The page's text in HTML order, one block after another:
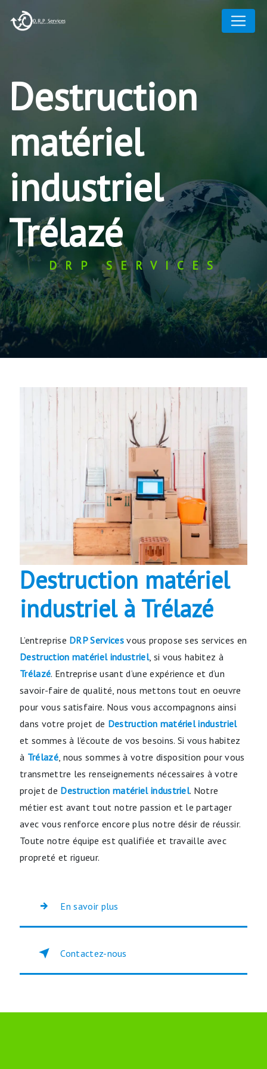
Destruction
matériel
industriel
Trélazé
DRP SERVICES
Destruction matériel
industriel à Trélazé
L’entreprise DRP Services vous propose ses services en
Destruction matériel industriel, si vous habitez à
Trélazé. Entreprise usant d’une expérience et d’un
savoir-faire de qualité, nous mettons tout en oeuvre
pour vous satisfaire. Nous vous accompagnons ainsi
dans votre projet de Destruction matériel industriel
et sommes à l’écoute de vos besoins. Si vous habitez
à Trélazé, nous sommes à votre disposition pour vous
transmettre les renseignements nécessaires à votre
projet de Destruction matériel industriel. Notre
métier est avant tout notre passion et le partager
avec vous renforce encore plus notre désir de réussir.
Toute notre équipe est qualifiée et travaille avec
propreté et rigueur.
En savoir plus
Contactez-nous